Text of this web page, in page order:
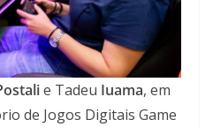
e Tadeu Iuama, em
de Jogos Digitais Game